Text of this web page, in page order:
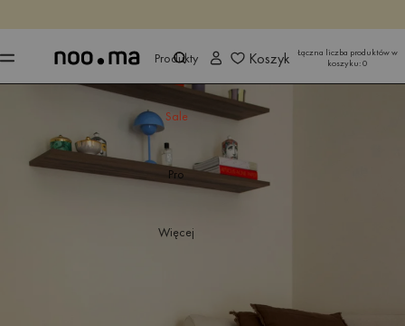
Kup teraz
Produkty
Sale
Pro
Więcej
Koszyk
Łączna liczba produktów w
koszyku:0